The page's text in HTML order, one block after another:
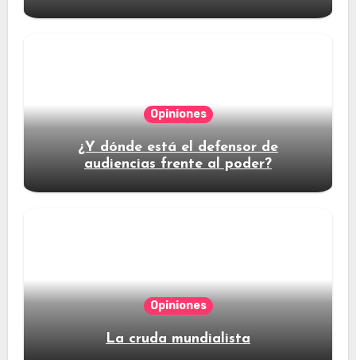
Opiniones
¿Y dónde está el defensor de
audiencias frente al poder?
Opiniones
La cruda mundialista